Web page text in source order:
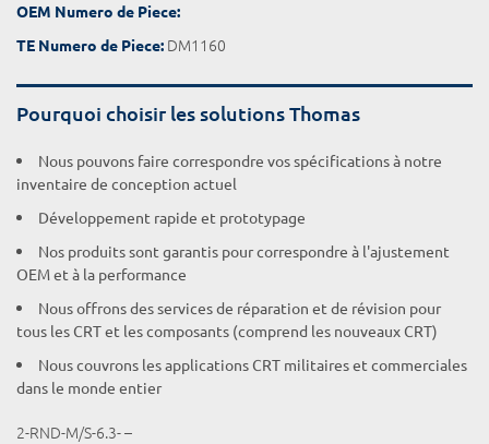
OEM Numero de Piece:
TE Numero de Piece: DM1160
Pourquoi choisir les solutions Thomas
Nous pouvons faire correspondre vos spécifications à notre
inventaire de conception actuel
Développement rapide et prototypage
Nos produits sont garantis pour correspondre à l'ajustement
OEM et à la performance
Nous offrons des services de réparation et de révision pour
tous les CRT et les composants (comprend les nouveaux CRT)
Nous couvrons les applications CRT militaires et commerciales
dans le monde entier
2-RND-M/S-6.3- –